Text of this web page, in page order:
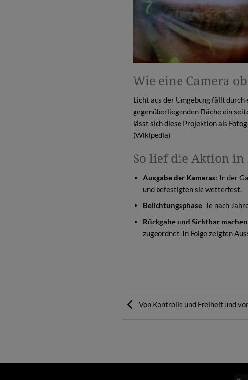
Wie eine Camera
Licht aus der Umgebung fällt
gegenüberliegenden Fläche ein
lässt sich diese Projektion als
(Wikipedia)
So lief die Aktion
Ausgabe der Kameras: In der
und befestigten sie wetterfest.
Belichtungsphase: Je nach
Rückgabe und Sichtbar machen
zugeordnet. In Folge zeigten
Von Kontrolle und Freiheit und